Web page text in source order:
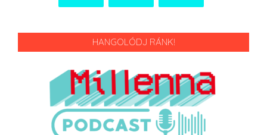
HANGOLÓDJ RÁNK!